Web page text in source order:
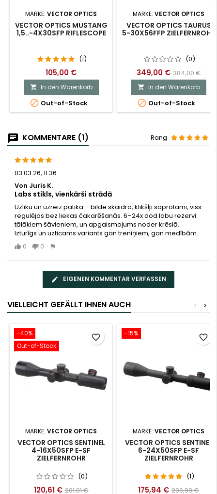
MARKE: VECTOR OPTICS
VECTOR OPTICS MUSTANG
1,5..-4X30SFP RIFLESCOPE
(1)
105,00 €
 In den Warenkorb
 Out-of-Stock
MARKE: VECTOR OPTICS
VECTOR OPTICS TAURUS
5-30X56FFP ZIELFERNROHR
(0)
349,00 € 384,00 €
 In den Warenkorb
 Out-of-Stock
KOMMENTARE (1) Rang
03.03.26, 11:36
Von Juris K.
Labs stikls, vienkārši strādā
Uzliku un uzreiz patika – bilde skaidra, klikšķi saprotami, viss
regulējas bez liekas čakarēšanās. 6–24x dod labu rezervi
tālākiem šāvieniem, un apgaismojums noder krēslā.
Izturīgs un uzticams variants gan treniņiem, gan medībām.
0
0
EIGENEN KOMMENTAR VERFASSEN
VIELLEICHT GEFÄLLT IHNEN AUCH >
<
-40%
Out-of-Stock
MARKE: VECTOR OPTICS
VECTOR OPTICS SENTINEL
4-16X50SFP E-SF
ZIELFERNROHR
(0)
120,61 € 201,01 €
favorite_border -15%
MARKE: VECTOR OPTICS
VECTOR OPTICS SENTINEL
6-24X50SFP E-SF
ZIELFERNROHR
(1)
175,94 € 206,99 €
favorite_border